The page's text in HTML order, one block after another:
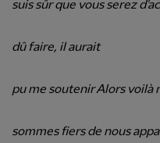
suis sûr que vous serez
dû faire, il aurait
pu me soutenir Alors voilà
sommes fiers de nous